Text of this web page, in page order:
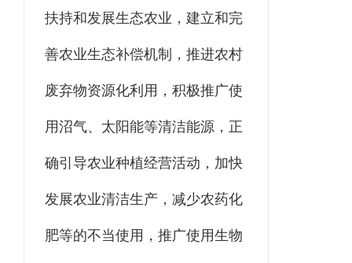
扶持和发展生态农业，建立和完
善农业生态补偿机制，推进农村
废弃物资源化利用，积极推广使
用沼气、太阳能等清洁能源，正
确引导农业种植经营活动，加快
发展农业清洁生产，减少农药化
肥等的不当使用，推广使用生物